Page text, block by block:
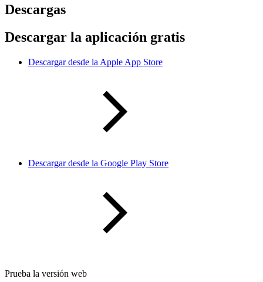
Descargas
Descargar la aplicación gratis
Descargar desde la Apple App Store
Descargar desde la Google Play Store
Prueba la versión web